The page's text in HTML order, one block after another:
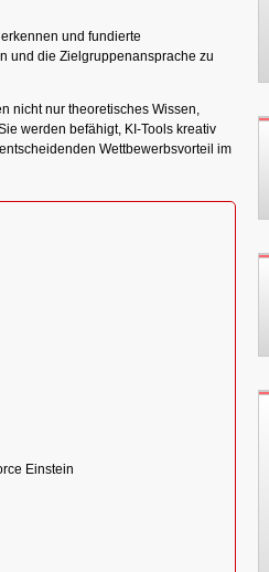
und fundierte
und die Zielgruppenansprache zu
nicht nur theoretisches Wissen,
werden befähigt, KI-Tools kreativ
Wettbewerbsvorteil im
Einstein